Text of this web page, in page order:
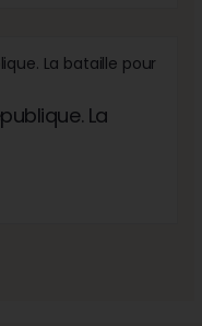
La